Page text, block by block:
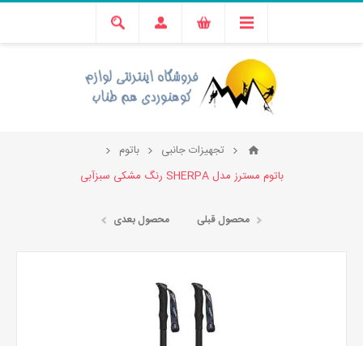
تجهیزات جانبی
باتوم
باتوم مسترز مدل SHERPA رنگ مشکی سبزآبی
محصول قبلی محصول بعدی